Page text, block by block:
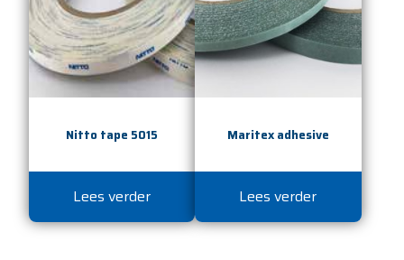
Nitto tape 5015
Lees verder
Maritex adhesive
Lees verder